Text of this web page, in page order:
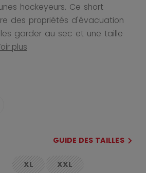
hockeyeurs. Ce short
des propriétés d'évacuation
garder au sec et une taille
plus
GUIDE DES TAILLES
XLnot.available
XXLnot.available